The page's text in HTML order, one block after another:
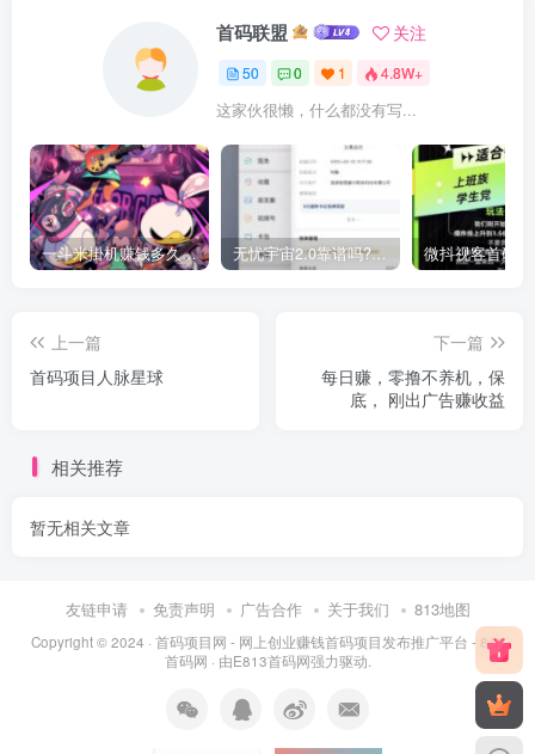
首码联盟 关注
50 0 1 4.8W+
这家伙很懒，什么都没有写...
一斗米掛机赚钱多久到账？一斗米视频号掛机步骤图 无忧宇宙2.0靠谱吗?无忧宇宙官方回收宝石价格多少钱
上一篇
首码项目人脉星球
下一篇
每日赚，零撸不养机，保
底， 刚出广告赚收益
相关推荐
暂无相关文章
友链申请 免责声明 广告合作 关于我们 813地图
Copyright © 2024 · 首码项目网 - 网上创业赚钱首码项目发布推广平台 - 813
首码网 · 由E813首码网强力驱动.